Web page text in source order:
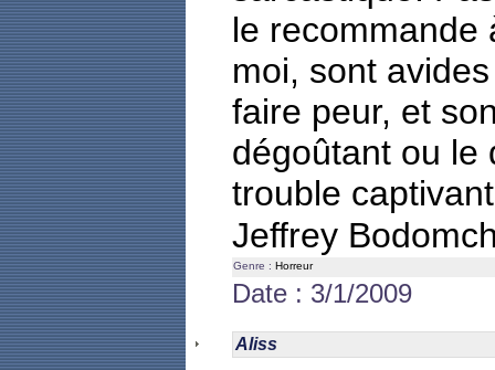
le recommande
moi, sont
faire peur, et
dégoûtant ou le
trouble
Jeffrey
Genre : Horreur
Date : 3/1/2009
Aliss